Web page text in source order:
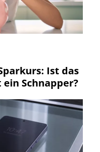
Ist das
Schnapper?